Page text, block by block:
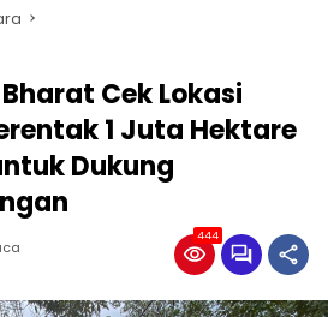
Cek Lokasi
1 Juta Hektare
Dukung
444